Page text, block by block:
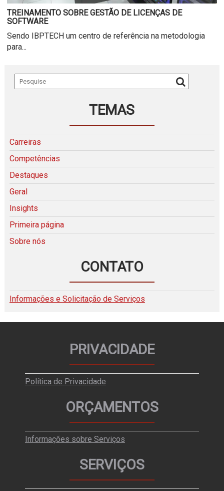
TREINAMENTO SOBRE GESTÃO DE LICENÇAS DE
SOFTWARE
Sendo IBPTECH um centro de referência na metodologia
para...
TEMAS
Carreiras
Competências
Destaques
Geral
Insights
Primeira página
Sobre nós
CONTATO
Informações e Solicitação de Serviços
PRIVACIDADE
Política de Privacidade
ORÇAMENTOS
Informações sobre Serviços
SERVIÇOS